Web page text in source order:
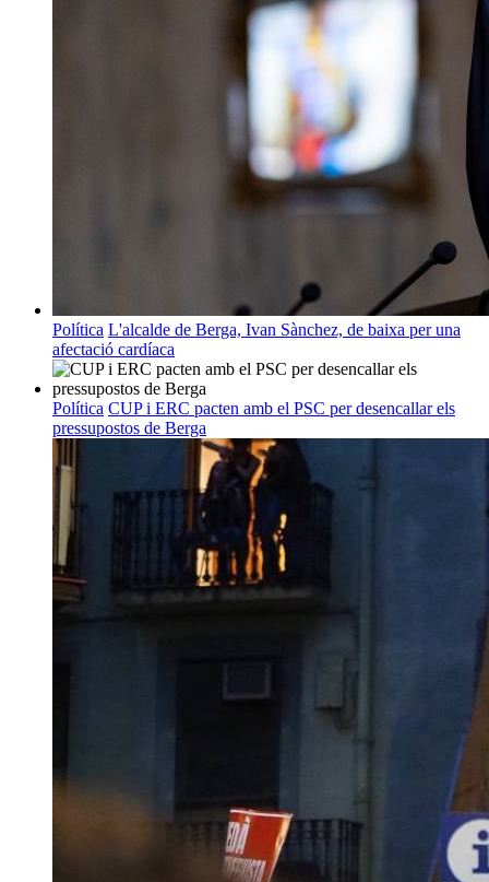
Política L'alcalde de Berga, Ivan Sànchez, de baixa per una
afectació cardíaca
Política CUP i ERC pacten amb el PSC per desencallar els
pressupostos de Berga